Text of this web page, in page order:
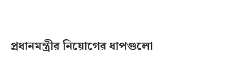
প্রধানমন্ত্রীর নিয়োগের ধাপগুলো